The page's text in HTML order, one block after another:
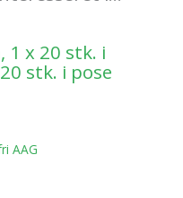
1 x 20 stk. i
stk. i pose